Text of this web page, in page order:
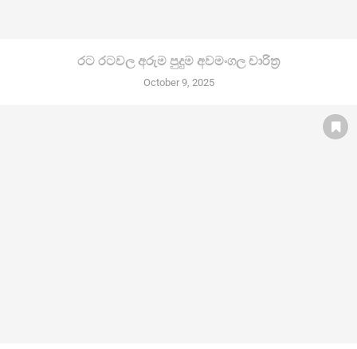
රට රටවල අරුම පුදුම අවමංගල චාරිත්‍ර
October 9, 2025